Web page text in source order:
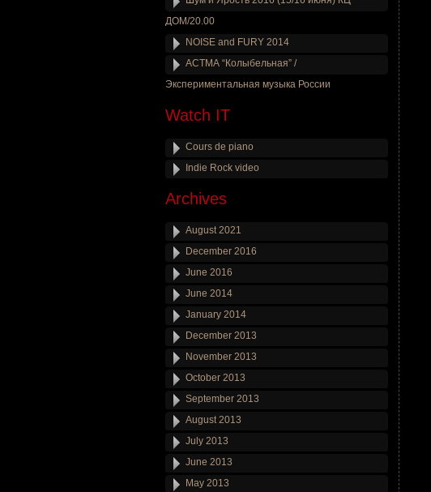
ДОМ/20.00
NOISE and FURY 2014
АСТМА “Колыбельная” /
Экспериментальная музыка России
Watch IT
Cours de piano
Indie Rock video
Archives
August 2021
December 2016
June 2016
June 2014
January 2014
December 2013
November 2013
October 2013
September 2013
August 2013
July 2013
June 2013
May 2013